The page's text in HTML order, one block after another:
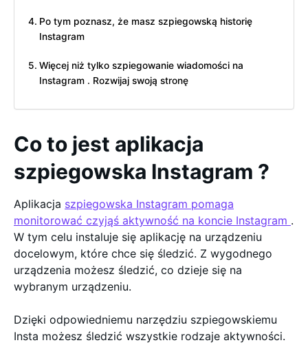
Po tym poznasz, że masz szpiegowską historię
Instagram
Więcej niż tylko szpiegowanie wiadomości na
Instagram . Rozwijaj swoją stronę
Co to jest aplikacja
szpiegowska Instagram ?
Aplikacja szpiegowska Instagram pomaga
monitorować czyjąś aktywność na koncie Instagram .
W tym celu instaluje się aplikację na urządzeniu
docelowym, które chce się śledzić. Z wygodnego
urządzenia możesz śledzić, co dzieje się na
wybranym urządzeniu.
Dzięki odpowiedniemu narzędziu szpiegowskiemu
Insta możesz śledzić wszystkie rodzaje aktywności.